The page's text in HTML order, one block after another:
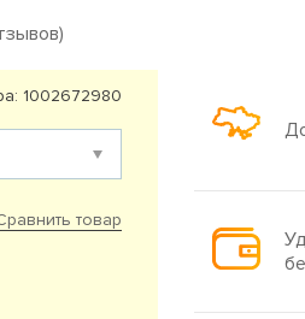
1002672980
товар